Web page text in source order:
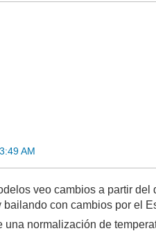
AM
veo cambios a partir
con cambios por el
una normalización de